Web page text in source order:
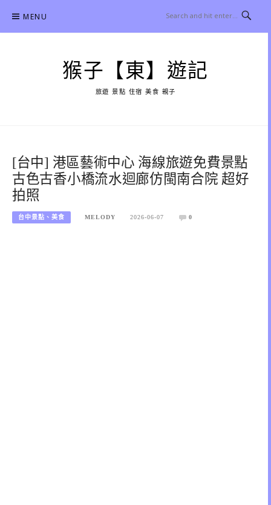
content
MENU
猴子【東】遊記
旅遊 景點 住宿 美食 親子
[台中] 港區藝術中心 海線旅遊免費景點
古色古香小橋流水迴廊仿閩南合院 超好
拍照
台中景點、美食 MELODY 2026-06-07 0